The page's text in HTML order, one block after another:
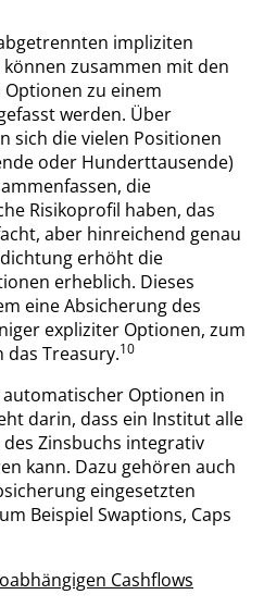
impliziten
zusammen mit den
zu einem
werden. Über
sich die vielen Positionen
oder Hunderttausende)
die
Risikoprofil haben, das
aber hinreichend genau
erhöht die
erheblich. Dieses
eine Absicherung des
expliziter Optionen, zum
das Treasury.10
Optionen in
darin, dass ein Institut alle
Zinsbuchs integrativ
kann. Dazu gehören auch
eingesetzten
Beispiel Swaptions, Caps
Cashflows